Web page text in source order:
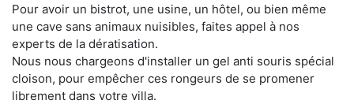
Pour avoir un bistrot, une usine, un hôtel, ou bien même
une cave sans animaux nuisibles, faites appel à nos
experts de la dératisation.
Nous nous chargeons d'installer un gel anti souris spécial
cloison, pour empêcher ces rongeurs de se promener
librement dans votre villa.